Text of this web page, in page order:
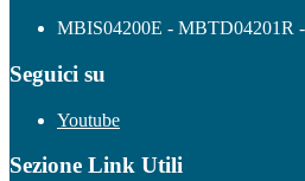
MBIS04200E - MBTD04201R -
Seguici su
Youtube
Sezione Link Utili